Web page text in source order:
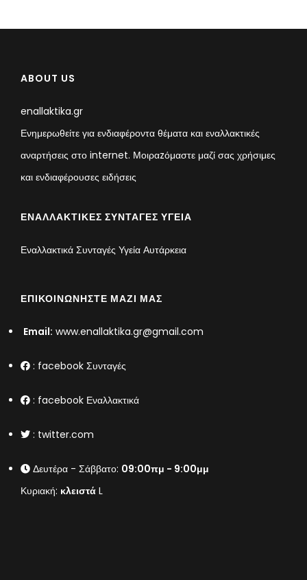
ABOUT US
enallaktika.gr
Ενημερωθείτε για ενδιαφέροντα θέματα και εναλλακτικές
αναρτήσεις στο internet. Μοιραzόμαστε μαζί σας χρήσιμες
και ενδιαφέρουσες ειδήσεις
ΕΝΑΛΛΑΚΤΙΚΈΣ ΣΥΝΤΑΓΈΣ ΥΓΕΊΑ
Εναλλακτικά Συνταγές Υγεία Αυτάρκεια
ΕΠΙΚΟΙΝΩΝΉΣΤΕ ΜΑΖΊ ΜΑΣ
Email: www.enallaktika.gr@gmail.com
: facebook Συνταγές
: facebook Εναλλακτικά
: twitter.com
Δευτέρα - Σάββατο: 09:00πμ - 9:00μμ
Κυριακή: κλειστά L